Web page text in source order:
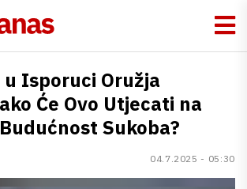
u Isporuci Oružja
Će Ovo Utjecati na
Sukoba?
04.7.2025 - 05:30